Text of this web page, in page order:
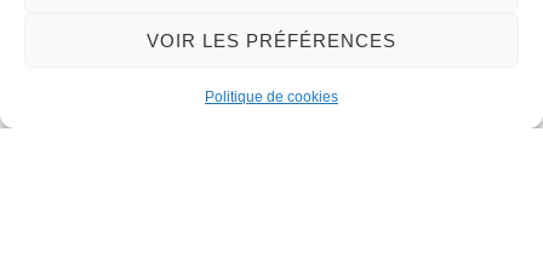
VOIR LES PRÉFÉRENCES
Politique de cookies